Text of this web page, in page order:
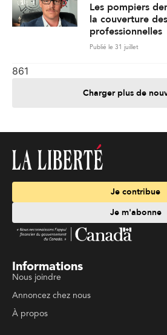
Les pompiers
la couverture
professionnelles
Publié le 31 juillet
861
Charger plus de
Je contribue
Je m'abonne
Informations
Nous joindre
Annoncez chez nous
À propos